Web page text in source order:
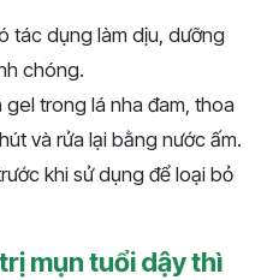
tác dụng làm dịu, dưỡng
chóng.
gel trong lá nha đam, thoa
và rửa lại bằng nước ấm.
khi sử dụng để loại bỏ
mụn tuổi dậy thì